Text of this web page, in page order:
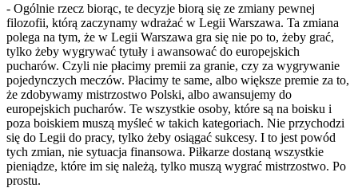
- Ogólnie rzecz biorąc, te decyzje biorą się ze zmiany pewnej
filozofii, którą zaczynamy wdrażać w Legii Warszawa. Ta zmiana
polega na tym, że w Legii Warszawa gra się nie po to, żeby grać,
tylko żeby wygrywać tytuły i awansować do europejskich
pucharów. Czyli nie płacimy premii za granie, czy za wygrywanie
pojedynczych meczów. Płacimy te same, albo większe premie za to,
że zdobywamy mistrzostwo Polski, albo awansujemy do
europejskich pucharów. Te wszystkie osoby, które są na boisku i
poza boiskiem muszą myśleć w takich kategoriach. Nie przychodzi
się do Legii do pracy, tylko żeby osiągać sukcesy. I to jest powód
tych zmian, nie sytuacja finansowa. Piłkarze dostaną wszystkie
pieniądze, które im się należą, tylko muszą wygrać mistrzostwo. Po
prostu.